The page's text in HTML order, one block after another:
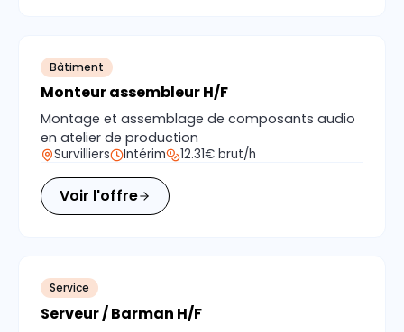
Bâtiment
Monteur assembleur H/F
Montage et assemblage de composants audio
en atelier de production
Survilliers Intérim 12.31€ brut/h
Voir l'offre
Service
Serveur / Barman H/F